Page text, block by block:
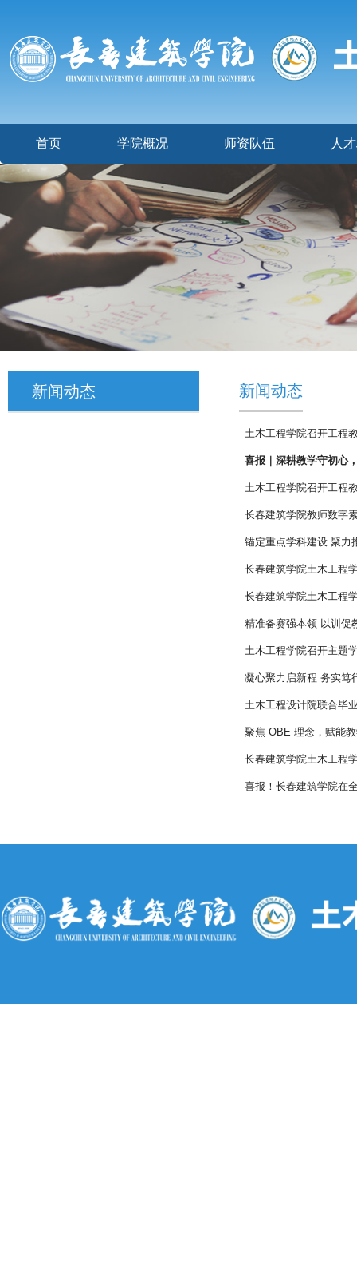
首页 学院概况 师资队伍 人
新闻动态 新闻动态
土木工程学院召开工程
喜报｜深耕教学守初心
土木工程学院召开工程
长春建筑学院教师数字
锚定重点学科建设 聚力
长春建筑学院土木工程
长春建筑学院土木工程
精准备赛强本领 以训
土木工程学院召开主题
凝心聚力启新程 务实
土木工程设计院联合毕
聚焦 OBE 理念，赋能
长春建筑学院土木工程
喜报！长春建筑学院在